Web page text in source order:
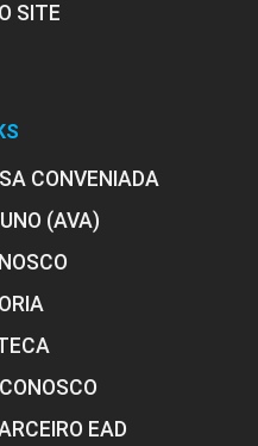
SITE
CONVENIADA
(AVA)
EAD